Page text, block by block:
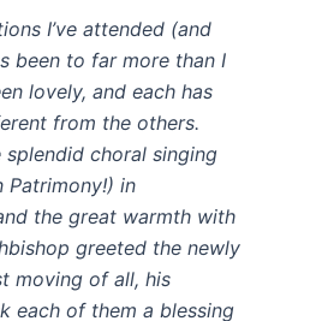
I’ve attended (and
been to far more than I
lovely, and each has
from the others.
splendid choral singing
Patrimony!) in
the great warmth with
greeted the newly
moving of all, his
each of them a blessing